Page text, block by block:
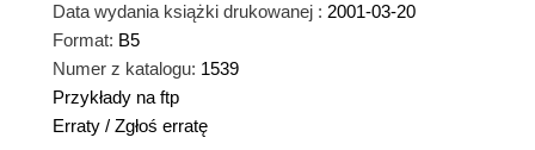
Data wydania książki drukowanej : 2001-03-20
Format: B5
Numer z katalogu: 1539
Przykłady na ftp
Erraty / Zgłoś erratę